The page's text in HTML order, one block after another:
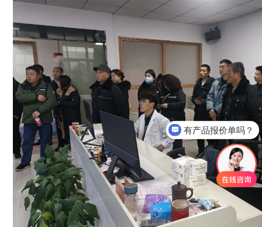
有产品报价单吗？